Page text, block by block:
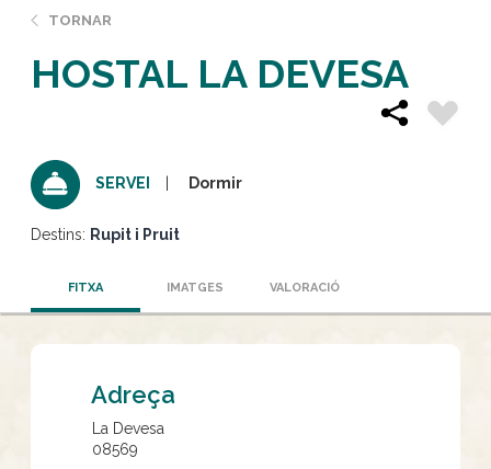
TORNAR
HOSTAL LA DEVESA
SERVEI Dormir
Destins: Rupit i Pruit
FITXA IMATGES VALORACIÓ
Adreça
La Devesa
08569